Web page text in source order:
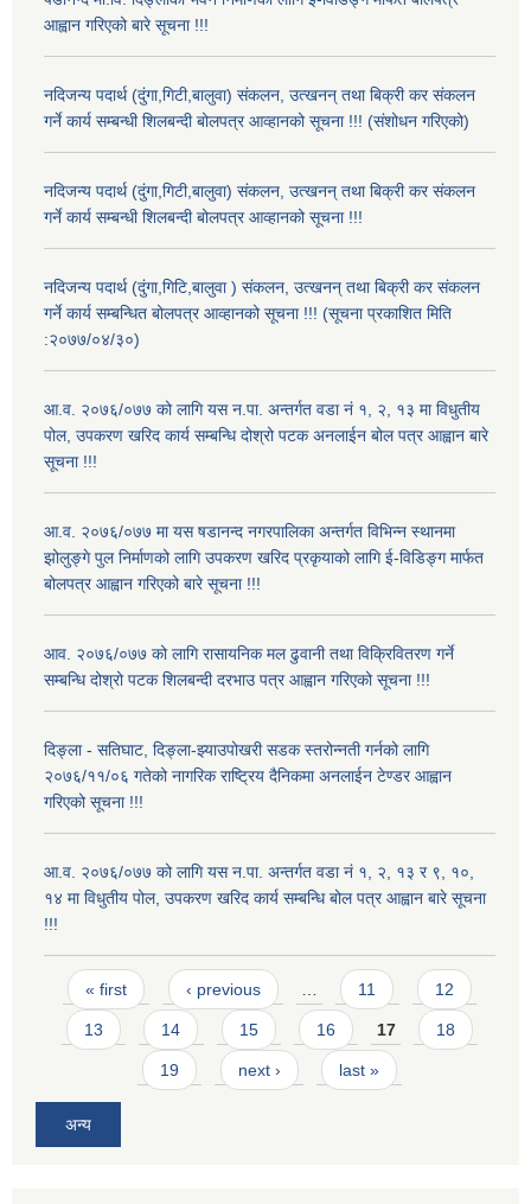
आह्वान गरिएको बारे सूचना !!!
नदिजन्य पदार्थ (दुंगा,गिटी,बालुवा) संकलन, उत्खनन् तथा बिक्री कर संकलन
गर्ने कार्य सम्बन्धी शिलबन्दी बोलपत्र आव्हानको सूचना !!! (संशोधन गरिएको)
नदिजन्य पदार्थ (दुंगा,गिटी,बालुवा) संकलन, उत्खनन् तथा बिक्री कर संकलन
गर्ने कार्य सम्बन्धी शिलबन्दी बोलपत्र आव्हानको सूचना !!!
नदिजन्य पदार्थ (दुंगा,गिटि,बालुवा ) संकलन, उत्खनन् तथा बिक्री कर संकलन
गर्ने कार्य सम्बन्धित बोलपत्र आव्हानको सूचना !!! (सूचना प्रकाशित मिति
:२०७७/०४/३०)
आ.व. २०७६/०७७ को लागि यस न.पा. अन्तर्गत वडा नं १, २, १३ मा विधुतीय
पोल, उपकरण खरिद कार्य सम्बन्धि दोश्रो पटक अनलाईन बोल पत्र आह्वान बारे
सूचना !!!
आ.व. २०७६/०७७ मा यस षडानन्द नगरपालिका अन्तर्गत विभिन्न स्थानमा
झोलुङ्गे पुल निर्माणको लागि उपकरण खरिद प्रकृयाको लागि ई-विडिङ्ग मार्फत
बोलपत्र आह्वान गरिएको बारे सूचना !!!
आव. २०७६/०७७ को लागि रासायनिक मल ढुवानी तथा विक्रिवितरण गर्ने
सम्बन्धि दोश्रो पटक शिलबन्दी दरभाउ पत्र आह्वान गरिएको सूचना !!!
दिङ्ला - सतिघाट, दिङ्ला-झ्याउपोखरी सडक स्तरोन्नती गर्नको लागि
२०७६/११/०६ गतेको नागरिक राष्ट्रिय दैनिकमा अनलाईन टेण्डर आह्वान
गरिएको सूचना !!!
आ.व. २०७६/०७७ को लागि यस न.पा. अन्तर्गत वडा नं १, २, १३ र ९, १०,
१४ मा विधुतीय पोल, उपकरण खरिद कार्य सम्बन्धि बोल पत्र आह्वान बारे सूचना
!!!
Pages
« first ‹ previous 11 12
13 14 15 16 17 18
19 next › last »
अन्य